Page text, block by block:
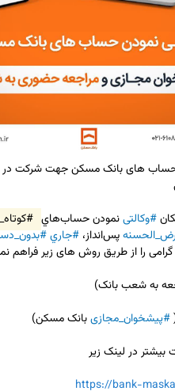
#وکالتی نمودن حساب‌هاي
پس‌انداز، #جاري
#پیشخوان_مجازی
https://bank-